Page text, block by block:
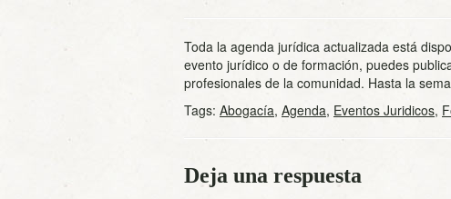
Toda la agenda jurídica actualizada está
evento jurídico o de formación, puedes
profesionales de la comunidad. Hasta la
Tags: Abogacía, Agenda, Eventos Juridicos,
Deja una respuesta